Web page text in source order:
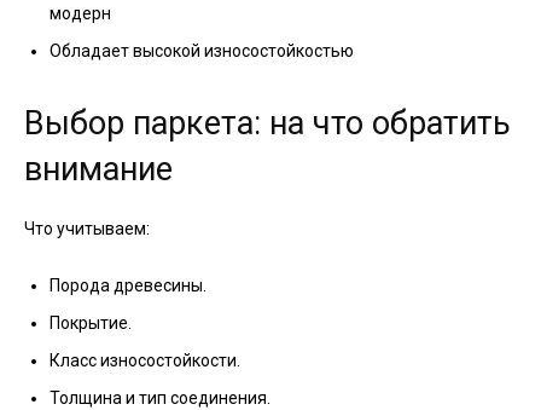
модерн
Обладает высокой износостойкостью
Выбор паркета: на что обратить
внимание
Что учитываем:
Порода древесины.
Покрытие.
Класс износостойкости.
Толщина и тип соединения.